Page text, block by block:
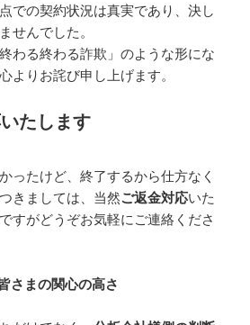
での契約状況は真実であり、決し
せんでした。
わる終わる詐欺」のような形にな
よりお詫び申し上げます。
たします
ったけど、終了するから仕方なく
きましては、当然ご返金対応いた
すがどうぞお気軽にご連絡くださ
さまの関心の高さ